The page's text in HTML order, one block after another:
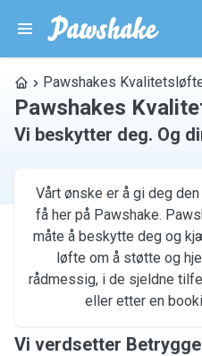
Pawshakes
Pawshakes
Vi beskytter deg. Og
Vårt ønske er å gi deg
få her på Pawshake.
måte å beskytte deg og
løfte om å støtte og
rådmessig, i de sjeldne
eller etter en
Vi verdsetter